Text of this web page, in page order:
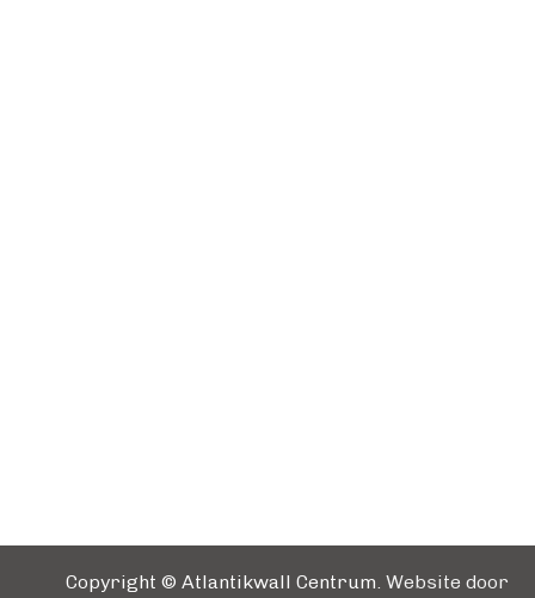
Copyright © Atlantikwall Centrum. Website door